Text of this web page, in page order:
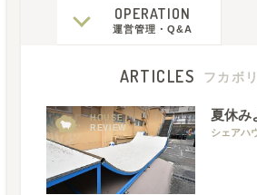
OPERATION
運営管理 ・Q&A
ARTICLES フカボ
HOUSE
REVIEW
夏休み
シェアハ